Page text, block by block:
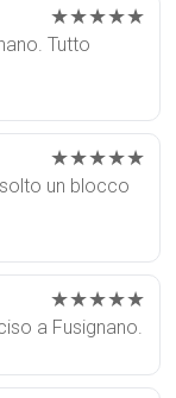
★★★★★
Tutto
★★★★★
un blocco
★★★★★
a Fusignano.